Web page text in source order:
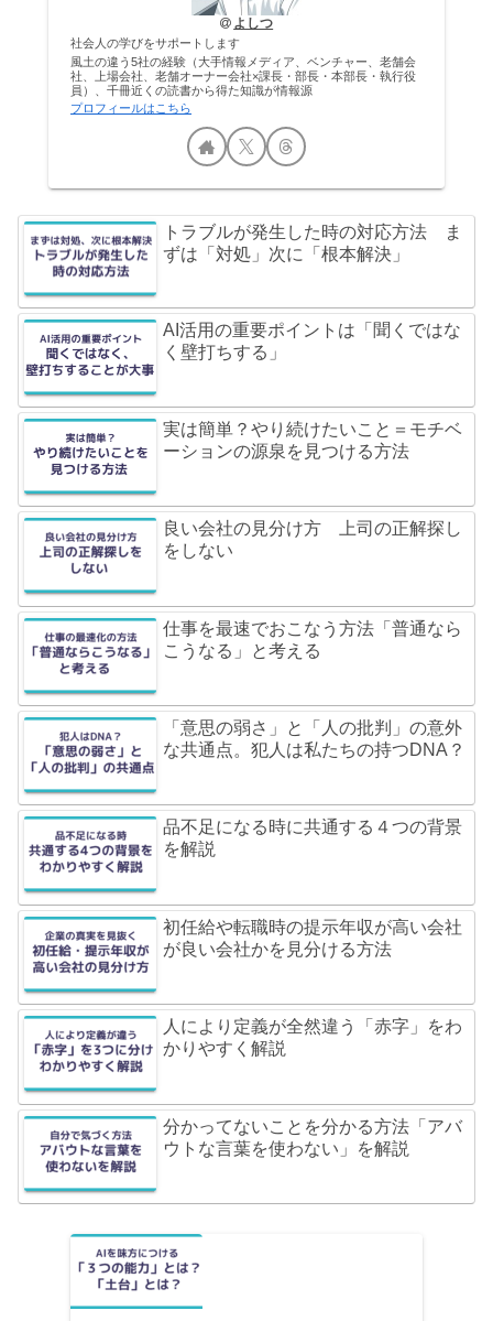
よしつ
社会人の学びをサポートします
風土の違う5社の経験（大手情報メディア、ベンチャー、老舗会
社、上場会社、老舗オーナー会社×課長・部長・本部長・執行役
員）、千冊近くの読書から得た知識が情報源
プロフィールはこちら
トラブルが発生した時の対応方法 ま
ずは「対処」次に「根本解決」
AI活用の重要ポイントは「聞くではな
く壁打ちする」
実は簡単？やり続けたいこと＝モチベ
ーションの源泉を見つける方法
良い会社の見分け方 上司の正解探し
をしない
仕事を最速でおこなう方法「普通なら
こうなる」と考える
「意思の弱さ」と「人の批判」の意外
な共通点。犯人は私たちの持つDNA？
品不足になる時に共通する４つの背景
を解説
初任給や転職時の提示年収が高い会社
が良い会社かを見分ける方法
人により定義が全然違う「赤字」をわ
かりやすく解説
分かってないことを分かる方法「アバ
ウトな言葉を使わない」を解説